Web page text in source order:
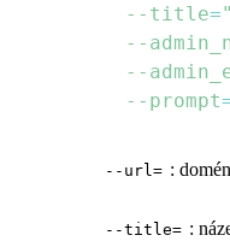
--title=
--
--
--prompt
--url= :
--title= :